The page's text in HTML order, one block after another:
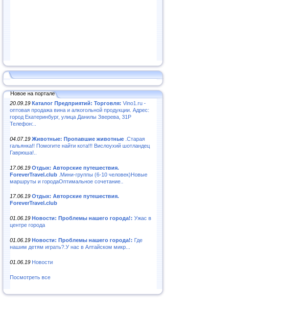
Новое на портале
20.09.19 Каталог Предприятий: Торговля: Vino1.ru -
оптовая продажа вина и алкогольной продукции. Адрес:
город Екатеринбург, улица Данилы Зверева, 31Р
Телефон:..
04.07.19 Животные: Пропавшие животные .Старая
гальянка!! Помогите найти кота!!! Вислоухий шотландец
Гаврюша!..
17.06.19 Отдых: Авторские путешествия.
ForeverTravel.club .Мини-группы (6-10 человек)Новые
маршруты и городаОптимальное сочетание..
17.06.19 Отдых: Авторские путешествия.
ForeverTravel.club
01.06.19 Новости: Проблемы нашего города!: Ужас в
центре города
01.06.19 Новости: Проблемы нашего города!: Где
нашим детям играть?.У нас в Алтайском микр...
01.06.19 Новости
Посмотреть все